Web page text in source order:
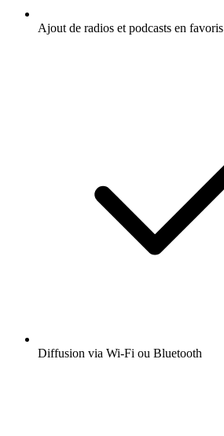
Ajout de radios et podcasts en favoris
Diffusion via Wi-Fi ou Bluetooth